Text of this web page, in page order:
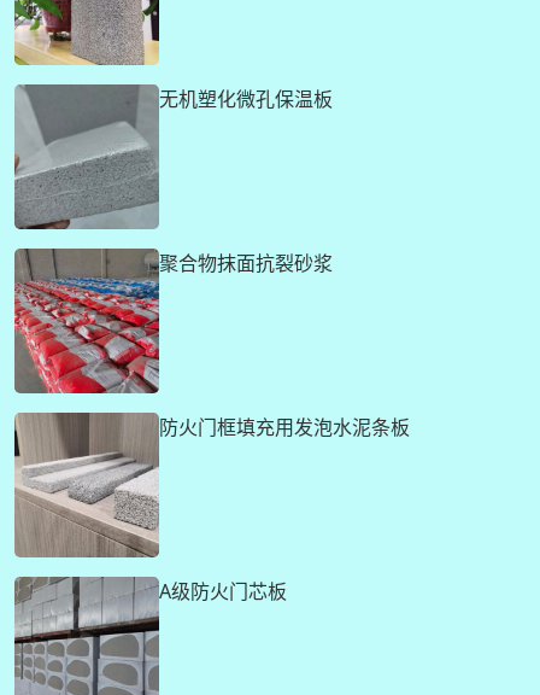
无机塑化微孔保温板
聚合物抹面抗裂砂浆
防火门框填充用发泡水泥条板
A级防火门芯板